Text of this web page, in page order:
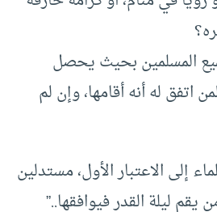
المسلمين بحيث يحصل
اتفق له أنه أقامها، وإن لم
إلى الاعتبار الأول، مستدلين
ليلة القدر فيوافقها..”